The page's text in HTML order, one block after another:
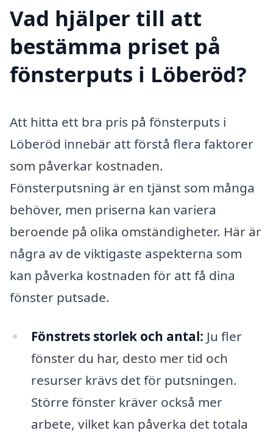
Vad hjälper till att
bestämma priset på
fönsterputs i Löberöd?
Att hitta ett bra pris på fönsterputs i
Löberöd innebär att förstå flera faktorer
som påverkar kostnaden.
Fönsterputsning är en tjänst som många
behöver, men priserna kan variera
beroende på olika omständigheter. Här är
några av de viktigaste aspekterna som
kan påverka kostnaden för att få dina
fönster putsade.
Fönstrets storlek och antal: Ju fler
fönster du har, desto mer tid och
resurser krävs det för putsningen.
Större fönster kräver också mer
arbete, vilket kan påverka det totala